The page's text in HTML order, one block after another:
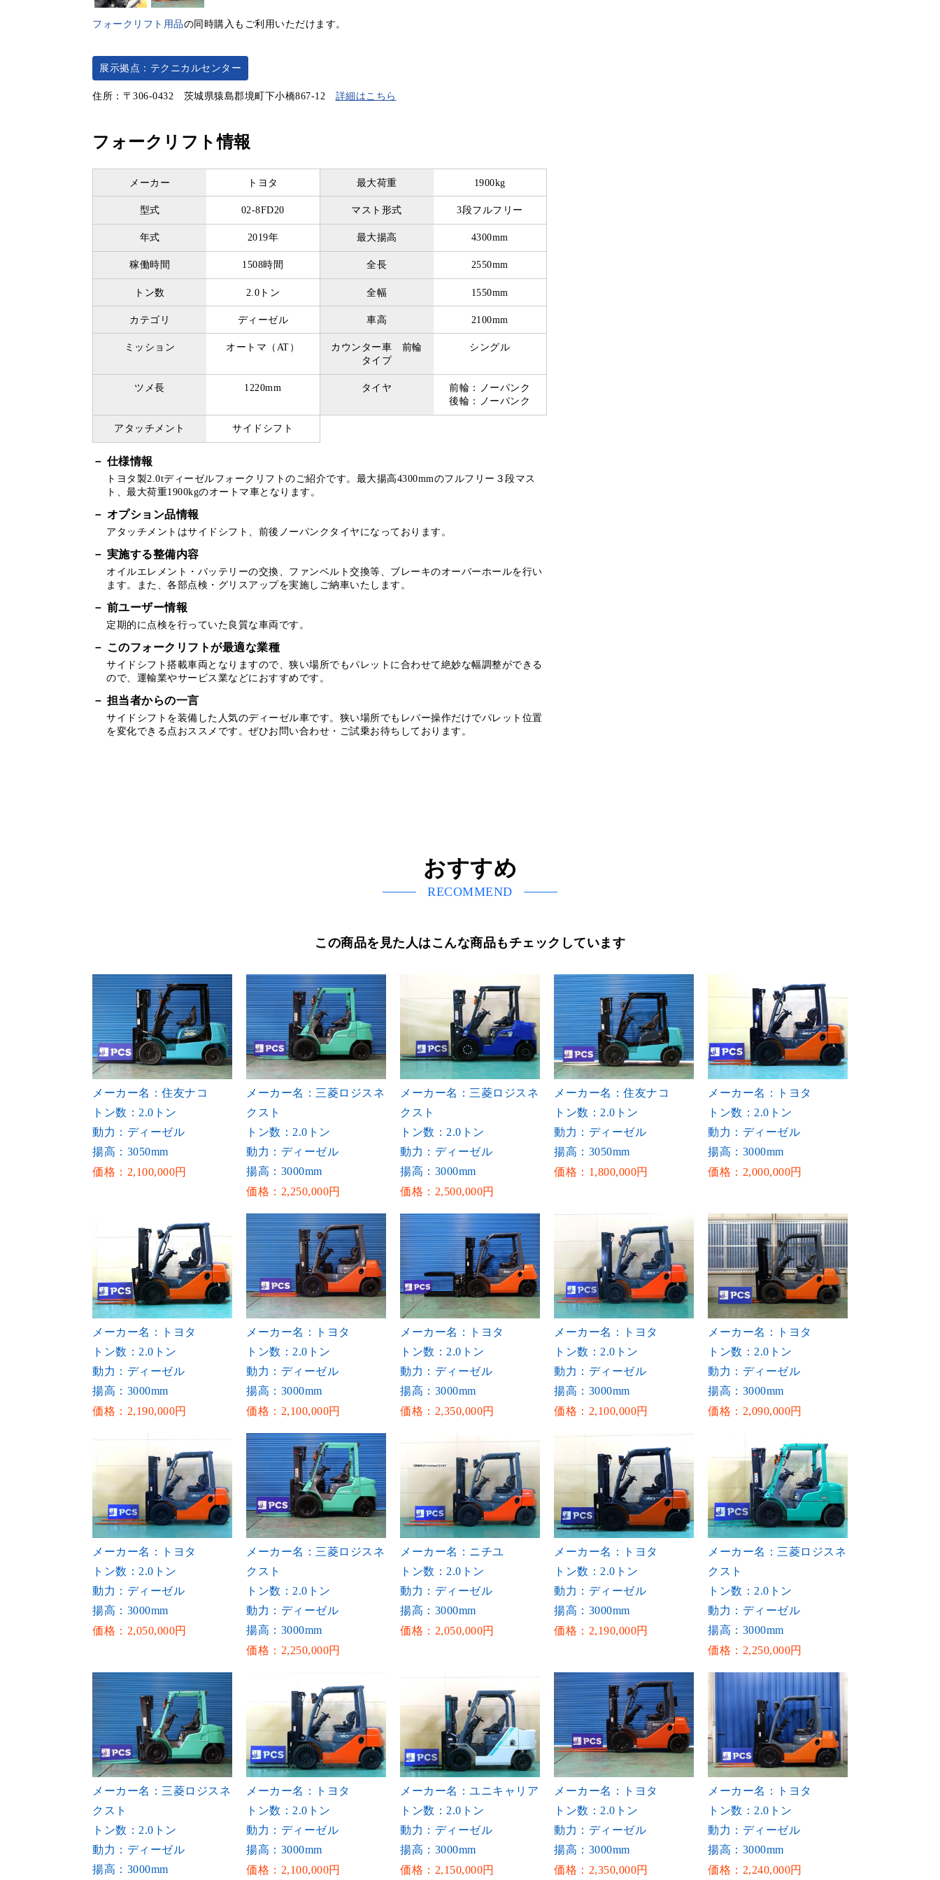
フォークリフト用品の同時購入もご利用いただけます。
展示拠点：テクニカルセンター
住所：〒306-0432 茨城県猿島郡境町下小橋867-12 詳細はこちら
フォークリフト情報
メーカー トヨタ 最大荷重 1900kg
型式 02-8FD20 マスト形式 3段フルフリー
年式 2019年 最大揚高 4300mm
稼働時間 1508時間 全長 2550mm
トン数 2.0トン 全幅 1550mm
カテゴリ ディーゼル 車高 2100mm
ミッション オートマ（AT）
カウンター車 前輪
タイプ
シングル
ツメ長 1220mm タイヤ
前輪：ノーパンク
後輪：ノーパンク
アタッチメント サイドシフト
仕様情報
トヨタ製2.0tディーゼルフォークリフトのご紹介です。最大揚高4300mmのフルフリー３段マス
ト、最大荷重1900kgのオートマ車となります。
オプション品情報
アタッチメントはサイドシフト、前後ノーパンクタイヤになっております。
実施する整備内容
オイルエレメント・バッテリーの交換、ファンベルト交換等、ブレーキのオーバーホールを行い
ます。また、各部点検・グリスアップを実施しご納車いたします。
前ユーザー情報
定期的に点検を行っていた良質な車両です。
このフォークリフトが最適な業種
サイドシフト搭載車両となりますので、狭い場所でもパレットに合わせて絶妙な幅調整ができる
ので、運輸業やサービス業などにおすすめです。
担当者からの一言
サイドシフトを装備した人気のディーゼル車です。狭い場所でもレバー操作だけでパレット位置
を変化できる点おススメです。ぜひお問い合わせ・ご試乗お待ちしております。
おすすめ
RECOMMEND
この商品を見た人はこんな商品もチェックしています
メーカー名：住友ナコ
トン数：2.0トン
動力：ディーゼル
揚高：3050mm
価格：2,100,000円
メーカー名：三菱ロジスネ
クスト
トン数：2.0トン
動力：ディーゼル
揚高：3000mm
価格：2,250,000円
メーカー名：三菱ロジスネ
クスト
トン数：2.0トン
動力：ディーゼル
揚高：3000mm
価格：2,500,000円
メーカー名：住友ナコ
トン数：2.0トン
動力：ディーゼル
揚高：3050mm
価格：1,800,000円
メーカー名：トヨタ
トン数：2.0トン
動力：ディーゼル
揚高：3000mm
価格：2,000,000円
メーカー名：トヨタ
トン数：2.0トン
動力：ディーゼル
揚高：3000mm
価格：2,190,000円
メーカー名：トヨタ
トン数：2.0トン
動力：ディーゼル
揚高：3000mm
価格：2,100,000円
メーカー名：トヨタ
トン数：2.0トン
動力：ディーゼル
揚高：3000mm
価格：2,350,000円
メーカー名：トヨタ
トン数：2.0トン
動力：ディーゼル
揚高：3000mm
価格：2,100,000円
メーカー名：トヨタ
トン数：2.0トン
動力：ディーゼル
揚高：3000mm
価格：2,090,000円
メーカー名：トヨタ
トン数：2.0トン
動力：ディーゼル
揚高：3000mm
価格：2,050,000円
メーカー名：三菱ロジスネ
クスト
トン数：2.0トン
動力：ディーゼル
揚高：3000mm
価格：2,250,000円
メーカー名：ニチユ
トン数：2.0トン
動力：ディーゼル
揚高：3000mm
価格：2,050,000円
メーカー名：トヨタ
トン数：2.0トン
動力：ディーゼル
揚高：3000mm
価格：2,190,000円
メーカー名：三菱ロジスネ
クスト
トン数：2.0トン
動力：ディーゼル
揚高：3000mm
価格：2,250,000円
メーカー名：三菱ロジスネ
クスト
トン数：2.0トン
動力：ディーゼル
揚高：3000mm
メーカー名：トヨタ
トン数：2.0トン
動力：ディーゼル
揚高：3000mm
価格：2,100,000円
メーカー名：ユニキャリア
トン数：2.0トン
動力：ディーゼル
揚高：3000mm
価格：2,150,000円
メーカー名：トヨタ
トン数：2.0トン
動力：ディーゼル
揚高：3000mm
価格：2,350,000円
メーカー名：トヨタ
トン数：2.0トン
動力：ディーゼル
揚高：3000mm
価格：2,240,000円